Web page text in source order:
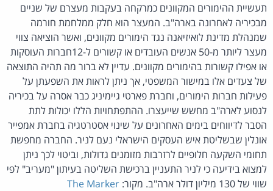
תעשיית ההימורים המקוונים כמרקחה בעקבות מעצרם של שניים
מבכיריה לאחרונה בארה"ב. המעצר הוא חלק ממלחמת חורמה
שמנהלת מדינת לואיזיאנה נגד הימורים מקוונים, ואשר הוציאה צווי
מעצר ליותר מ-50 אנשים העובדים או קשורים ל-12חברות העוסקות
או אפילו קשורות בהימורים מקוונים. עדיין לא ברור מה תהיה התוצאה
של צעדים אלו במישור המשפטי, אך ניתן לראות את השפעתן על
פעילות חברות הימורים, וחברת פארטי גיימיניג כבר אסרה על בכיריה
לנסוע לארה"ב מחשש שייעצרו. ההתפתחויות הללו יכולות לתת
הסבר לדיווחים בימים האחרונים על שינוי אסטרטגיה בחברת אמפייר
אונלין שבשליטת איש העסקים הישראלי נעם לניר. החברה מחפשת
תחומי השקעה חלופיים לרזרבות מזומנים גדולות, וביטוי לכך ניתן
למצוא בידיעה כי לניר התעניין ברכישת השליטה בעיתון "מעריב" לפי
שווי של 130 מיליון דולר ארה"ב. מקור:
The Marker